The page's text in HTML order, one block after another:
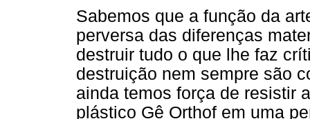
Sabemos que a função da
perversa das diferenças
destruir tudo o que lhe faz
destruição nem sempre são
ainda temos força de resistir
plástico Gê Orthof em uma